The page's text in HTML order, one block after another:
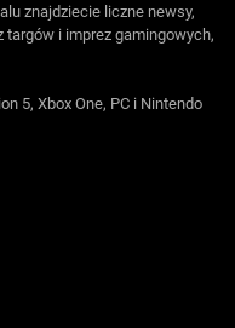
znajdziecie liczne newsy,
targów i imprez gamingowych,
5, Xbox One, PC i Nintendo